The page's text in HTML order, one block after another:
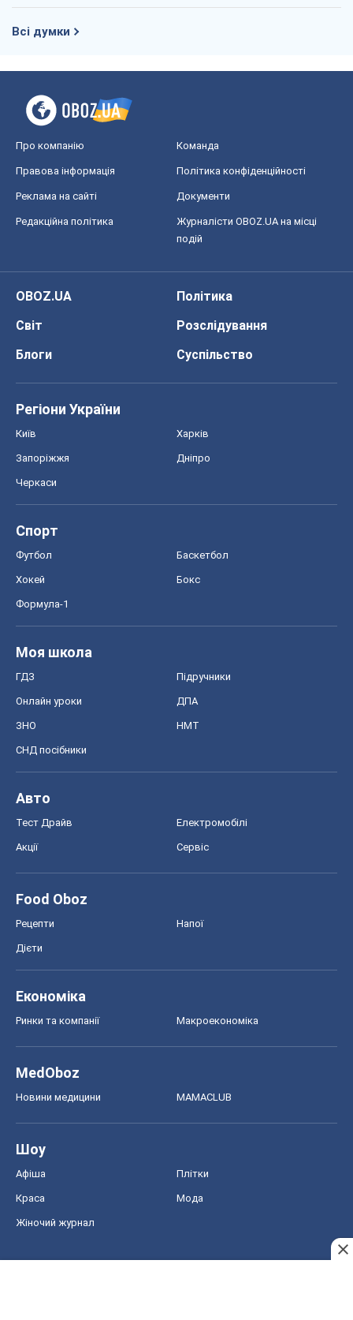
Всі думки
Про компанію Команда
Правова інформація Політика конфіденційності
Реклама на сайті Документи
Редакційна політика
Журналісти OBOZ.UA на місці
подій
OBOZ.UA
Політика
Світ
Розслідування
Блоги
Суспільство
Регіони України
Київ Харків
Запоріжжя Дніпро
Черкаси
Спорт
Футбол Баскетбол
Хокей Бокс
Формула-1
Моя школа
ГДЗ Підручники
Онлайн уроки ДПА
ЗНО НМТ
СНД посібники
Авто
Тест Драйв Електромобілі
Акції Сервіс
Food Oboz
Рецепти Напої
Дієти
Економіка
Ринки та компанії Макроекономіка
MedOboz
Новини медицини MAMACLUB
Шоу
Афіша Плітки
Краса Мода
Жіночий журнал